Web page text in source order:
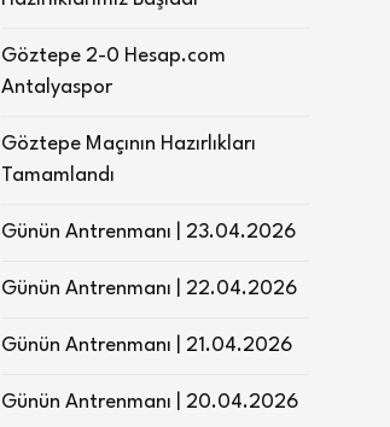
Göztepe 2-0 Hesap.com
Antalyaspor
Göztepe Maçının Hazırlıkları
Tamamlandı
Günün Antrenmanı | 23.04.2026
Günün Antrenmanı | 22.04.2026
Günün Antrenmanı | 21.04.2026
Günün Antrenmanı | 20.04.2026